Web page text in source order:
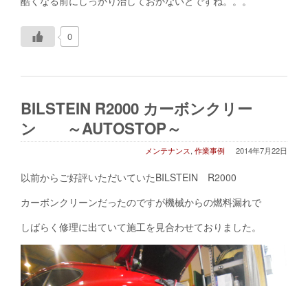
0
BILSTEIN R2000 カーボンクリー
ン ～AUTOSTOP～
2014年7月22日
メンテナンス,作業事例
以前からご好評いただいていたBILSTEIN R2000
カーボンクリーンだったのですが機械からの燃料漏れで
しばらく修理に出ていて施工を見合わせておりました。